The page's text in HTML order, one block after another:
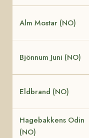
Alm Mostar (NO)
Bjönnum Juni (NO)
Eldbrand (NO)
Hagebakkens Odin
(NO)